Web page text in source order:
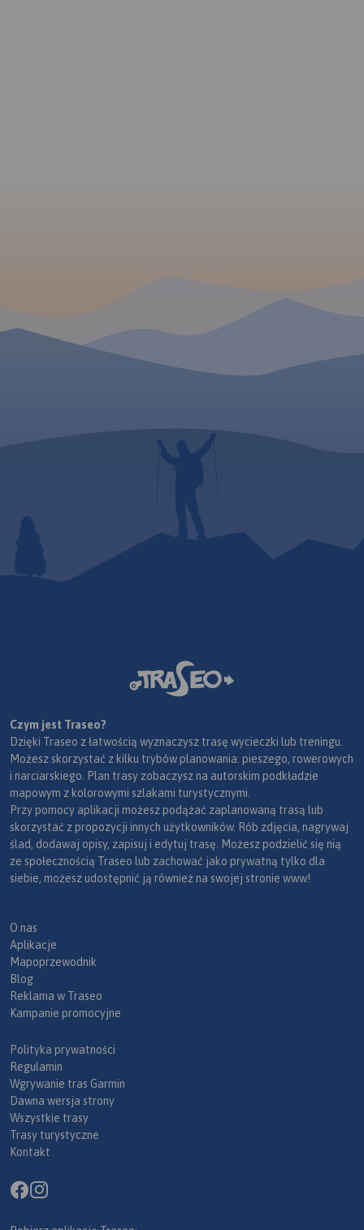
Czym jest Traseo?
Dzięki Traseo z łatwością wyznaczysz trasę wycieczki lub treningu.
Możesz skorzystać z kilku trybów planowania: pieszego, rowerowych
i narciarskiego. Plan trasy zobaczysz na autorskim podkładzie
mapowym z kolorowymi szlakami turystycznymi.
Przy pomocy aplikacji możesz podążać zaplanowaną trasą lub
skorzystać z propozycji innych użytkowników. Rób zdjęcia, nagrywaj
ślad, dodawaj opisy, zapisuj i edytuj trasę. Możesz podzielić się nią
ze społecznością Traseo lub zachować jako prywatną tylko dla
siebie, możesz udostępnić ją również na swojej stronie www!
O nas
Aplikacje
Mapoprzewodnik
Blog
Reklama w Traseo
Kampanie promocyjne
Polityka prywatności
Regulamin
Wgrywanie tras Garmin
Dawna wersja strony
Wszystkie trasy
Trasy turystyczne
Kontakt